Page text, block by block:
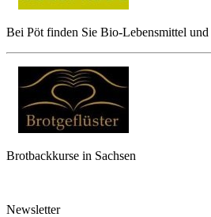
Bei Pöt finden Sie Bio-Lebensmittel und
Brotbackkurse in Sachsen
Newsletter